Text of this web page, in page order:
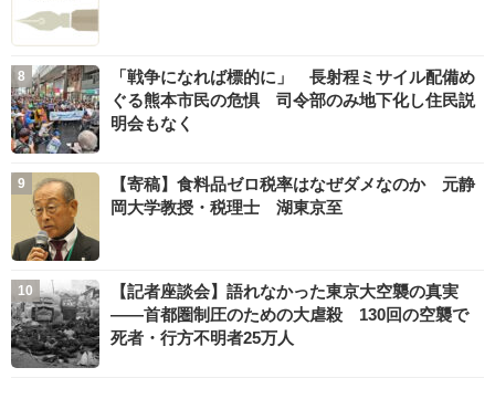
「戦争になれば標的に」 長射程ミサイル配備め
ぐる熊本市民の危惧 司令部のみ地下化し住民説
明会もなく
【寄稿】食料品ゼロ税率はなぜダメなのか 元静
岡大学教授・税理士 湖東京至
【記者座談会】語れなかった東京大空襲の真実
――首都圏制圧のための大虐殺 130回の空襲で
死者・行方不明者25万人